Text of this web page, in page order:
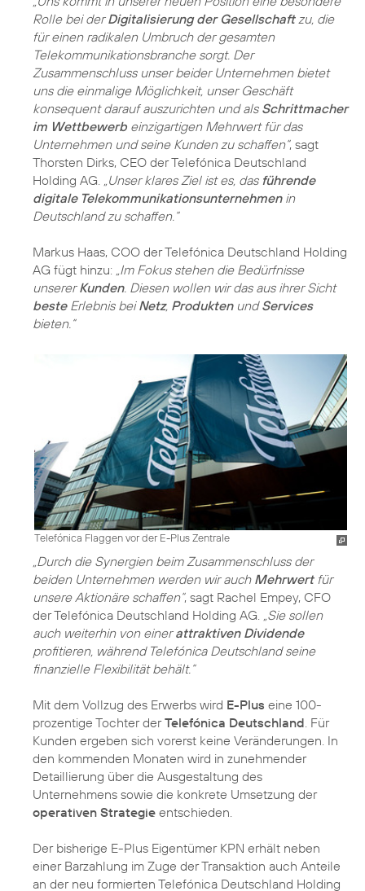
Rolle bei derDigitalisierung der Gesellschaftzu, die
für einen radikalen Umbruch der gesamten
Telekommunikationsbranche sorgt. Der
Zusammenschluss unser beider Unternehmen bietet
uns die einmalige Möglichkeit, unser Geschäft
konsequent darauf auszurichten und als Schrittmacher
im Wettbewerb einzigartigen Mehrwert für das
Unternehmen und seine Kunden zu schaffen“, sagt
Thorsten Dirks, CEO der Telefónica Deutschland
Holding AG.
„Unser klares Ziel ist es, das führende
digitale Telekommunikationsunternehmenin
Deutschland zu schaffen.“
Markus Haas, COO der Telefónica Deutschland Holding
AG fügt hinzu: „Im Fokus stehen die Bedürfnisse
unsererKunden. Diesen wollen wir das aus ihrer Sicht
beste Erlebnis beiNetz, Produkten undServices
bieten.“
Telefónica Flaggen vor der E-Plus Zentrale
„Durch die Synergien beim Zusammenschluss der
beiden Unternehmen werden wir auch Mehrwert für
unsere Aktionäre schaffen“, sagt Rachel Empey, CFO
der Telefónica Deutschland Holding AG.
„Sie sollen
auch weiterhin von einerattraktiven Dividende
profitieren, während Telefónica Deutschland seine
finanzielle Flexibilität behält.“
Mit dem Vollzug des Erwerbs wird E-Plus eine 100-
prozentige Tochter derTelefónica Deutschland . Für
Kunden ergeben sich vorerst keine Veränderungen. In
den kommenden Monaten wird in zunehmender
Detaillierung über die Ausgestaltung des
Unternehmens sowie die konkrete Umsetzung der
operativen Strategie entschieden.
Der bisherige E-Plus Eigentümer KPN erhält neben
einer Barzahlung im Zuge der Transaktion auch Anteile
an der neu formierten Telefónica Deutschland Holding